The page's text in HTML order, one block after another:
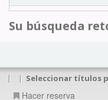
Su búsqueda
| | Seleccionar títulos
Hacer reserva